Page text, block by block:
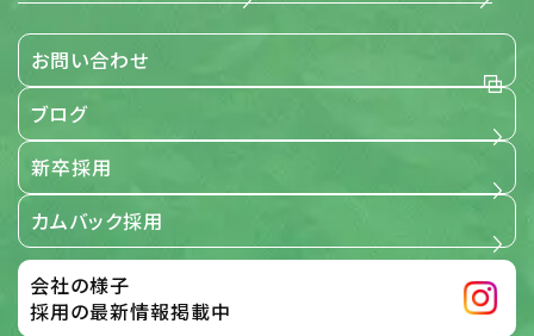
3. 適用範囲
当社が事業で取扱う全ての個人情報に関する取扱いを定め
るものです。
【適用範囲】
4. 個人情報保護の取組み
当社は、「個人情報保護に関する当社の考え方」および「個人
情報保護方針」に基づき、個人情報を取り扱っている部門ご
とに管理責任者を設置し、個人情報について細心の注意と
最大限の努力をもって、保護、管理を行っております。 この取
扱い要旨において「個人情報」とは、次の各号に該当する情
報のうち、ご本人さまを識別することができる情報をいうも
お問い合わせ
ブログ
新卒採用
カムバック採用
会社の様子
採用の最新情報掲載中